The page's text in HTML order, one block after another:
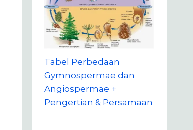
Tabel Perbedaan
Gymnospermae dan
Angiospermae +
Pengertian & Persamaan